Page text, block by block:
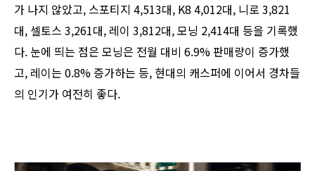
가 나지 않았고, 스포티지 4,513대, K8 4,012대, 니로 3,821
대, 셀토스 3,261대, 레이 3,812대, 모닝 2,414대 등을 기록했
다. 눈에 띄는 점은 모닝은 전월 대비 6.9% 판매량이 증가했
고, 레이는 0.8% 증가하는 등, 현대의 캐스퍼에 이어서 경차들
의 인기가 여전히 좋다.